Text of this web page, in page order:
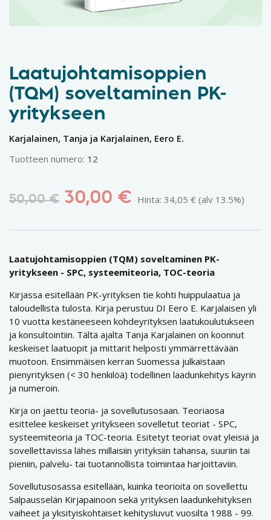
Laatujohtamisoppien
(TQM) soveltaminen PK-
yritykseen
Karjalainen, Tanja ja Karjalainen, Eero E.
Tuotteen numero: 12
50,00€ 30,00 € Hinta: 34,05 € (alv 13.5%)
Laatujohtamisoppien (TQM) soveltaminen PK-
yritykseen - SPC, systeemiteoria, TOC-teoria
Kirjassa esitellään PK-yrityksen tie kohti huippulaatua ja
taloudellista tulosta. Kirja perustuu DI Eero E. Karjalaisen yli
10 vuotta kestäneeseen kohdeyrityksen laatukoulutukseen
ja konsultointiin. Tältä ajalta Tanja Karjalainen on koonnut
keskeiset laatuopit ja mittarit helposti ymmärrettävään
muotoon. Ensimmäisen kerran Suomessa julkaistaan
pienyrityksen (< 30 henkilöä) todellinen laadunkehitys käyrin
ja numeroin.
Kirja on jaettu teoria- ja sovellutusosaan. Teoriaosa
esittelee keskeiset yritykseen sovelletut teoriat - SPC,
systeemiteoria ja TOC-teoria. Esitetyt teoriat ovat yleisiä ja
sovellettavissa lähes millaisiin yrityksiin tahansa, suuriin tai
pieniin, palvelu- tai tuotannollista toimintaa harjoittaviin.
Sovellutusosassa esitellään, kuinka teorioita on sovellettu
Salpausselän Kirjapainoon sekä yrityksen laadunkehityksen
vaiheet ja yksityiskohtaiset kehitysluvut vuosilta 1988 - 99.